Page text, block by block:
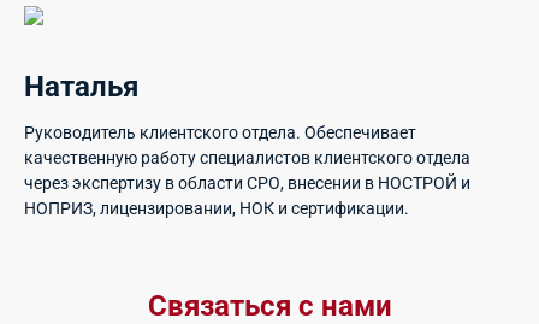
Наталья
Руководитель клиентского отдела. Обеспечивает
качественную работу специалистов клиентского отдела
через экспертизу в области СРО, внесении в НОСТРОЙ и
НОПРИЗ, лицензировании, НОК и сертификации.
Связаться с нами